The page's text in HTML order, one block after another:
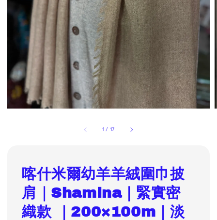
1 / 17
喀什米爾幼羊羊絨圍巾披
肩｜Shamina｜緊實密
織款 ｜200×100m｜淡